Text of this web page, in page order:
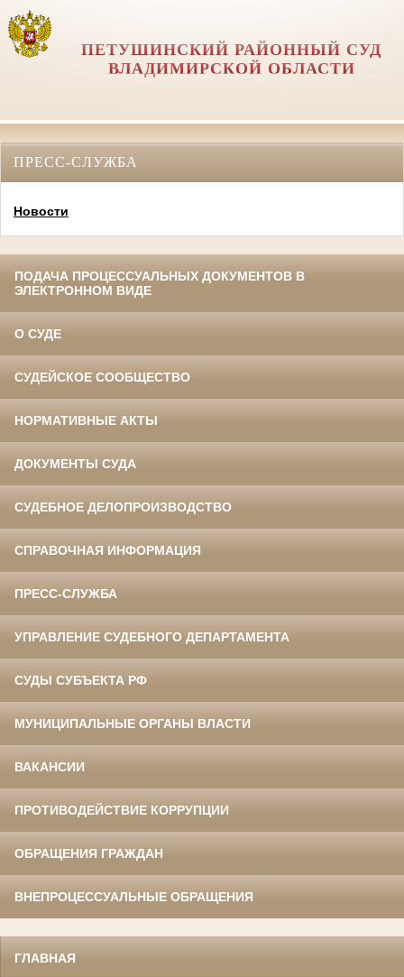
ПЕТУШИНСКИЙ РАЙОННЫЙ СУД
ВЛАДИМИРСКОЙ ОБЛАСТИ
ПРЕСС-СЛУЖБА
Новости
ПОДАЧА ПРОЦЕССУАЛЬНЫХ ДОКУМЕНТОВ В
ЭЛЕКТРОННОМ ВИДЕ
О СУДЕ
СУДЕЙСКОЕ СООБЩЕСТВО
НОРМАТИВНЫЕ АКТЫ
ДОКУМЕНТЫ СУДА
СУДЕБНОЕ ДЕЛОПРОИЗВОДСТВО
СПРАВОЧНАЯ ИНФОРМАЦИЯ
ПРЕСС-СЛУЖБА
УПРАВЛЕНИЕ СУДЕБНОГО ДЕПАРТАМЕНТА
СУДЫ СУБЪЕКТА РФ
МУНИЦИПАЛЬНЫЕ ОРГАНЫ ВЛАСТИ
ВАКАНСИИ
ПРОТИВОДЕЙСТВИЕ КОРРУПЦИИ
ОБРАЩЕНИЯ ГРАЖДАН
ВНЕПРОЦЕССУАЛЬНЫЕ ОБРАЩЕНИЯ
ГЛАВНАЯ